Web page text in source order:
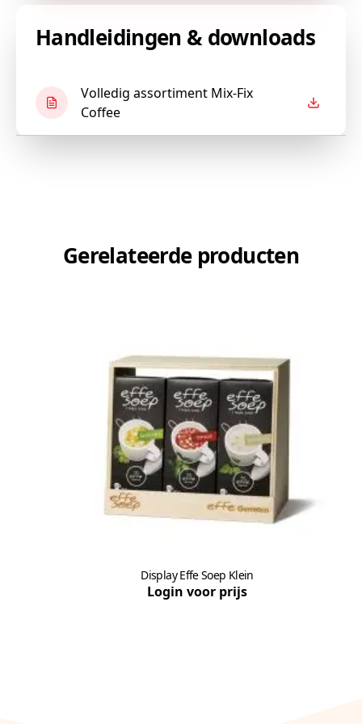
Handleidingen & downloads
Volledig assortiment Mix-Fix
Coffee
Gerelateerde producten
Display Effe Soep Klein
Login voor prijs